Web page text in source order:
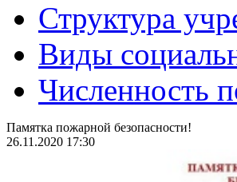
Структура
Виды
Численность
Памятка пожарной безопасности!
26.11.2020 17:30